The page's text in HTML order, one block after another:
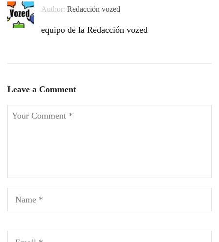
Author:Redacción vozed
equipo de la Redacción vozed
Leave a Comment